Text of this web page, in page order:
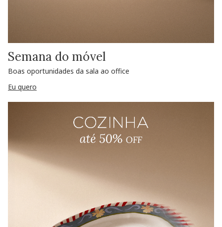
Semana do móvel
Boas oportunidades da sala ao office
Eu quero